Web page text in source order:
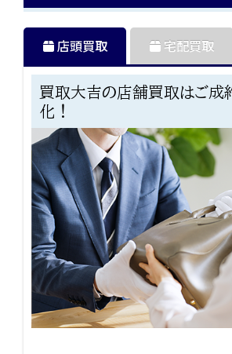
店頭買取
買取大吉の店舗買取はご成
化！
宅配買取